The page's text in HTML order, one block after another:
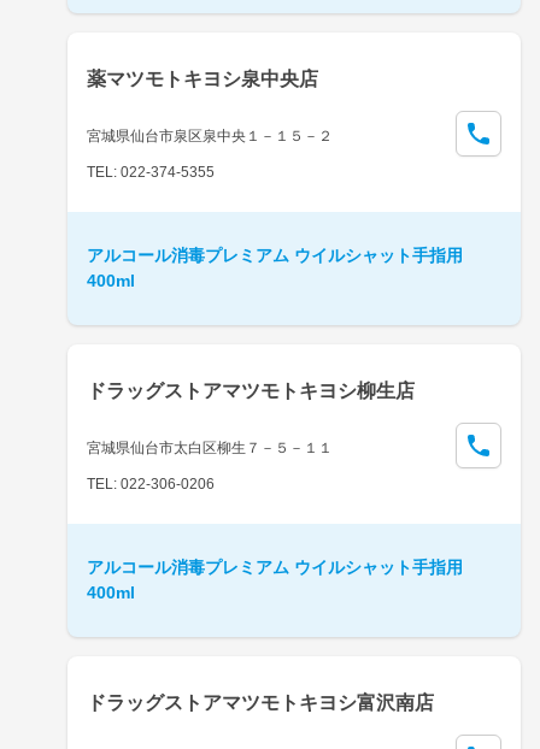
薬マツモトキヨシ泉中央店
宮城県仙台市泉区泉中央１－１５－２
TEL: 022-374-5355
アルコール消毒プレミアム ウイルシャット手指用
400ml
ドラッグストアマツモトキヨシ柳生店
宮城県仙台市太白区柳生７－５－１１
TEL: 022-306-0206
アルコール消毒プレミアム ウイルシャット手指用
400ml
ドラッグストアマツモトキヨシ富沢南店